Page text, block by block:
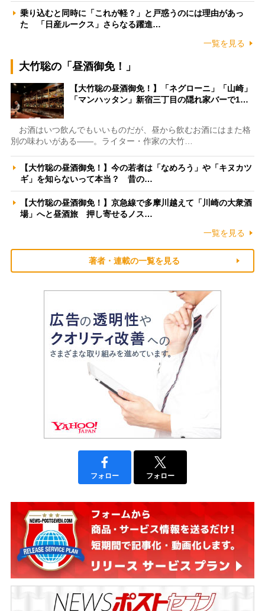
乗り込むと同時に「これが軽？」と戸惑うのには理由があっ
た 「日産ルークス」さらなる躍進…
一覧を見る
大竹聡の「昼酒御免！」
【大竹聡の昼酒御免！】「ネグローニ」「山崎」
「マンハッタン」新宿三丁目の隠れ家バーで1…
お酒はいつ飲んでもいいものだが、昼から飲むお酒にはまた格
別の味わいがある――。ライター・作家の大竹…
【大竹聡の昼酒御免！】今の若者は「なめろう」や「キヌカツ
ギ」を知らないって本当？ 昔の…
【大竹聡の昼酒御免！】京急線で多摩川越えて「川崎の大衆酒
場」へと昼酒旅 押し寄せるノス…
一覧を見る
著者・連載の一覧を見る
フォロー フォロー